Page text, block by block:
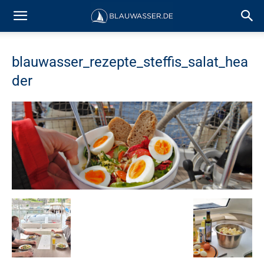
blauwasser_rezepte_steffis_salat_hea
der